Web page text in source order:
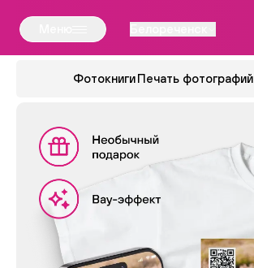
Фотокниги Печать фотографий